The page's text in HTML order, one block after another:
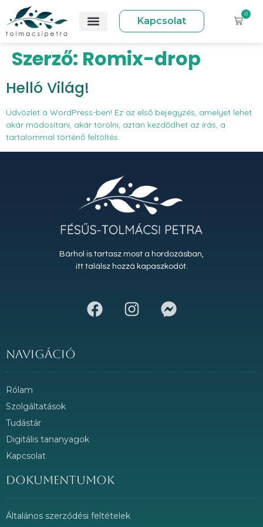
Kapcsolat
0
Szerző: Romix-drop
Helló Világ!
Üdvözlet a WordPress-ben! Ez az első bejegyzés, amelyet lehet
akár módosítani, akár törölni, aztán kezdődhet az írás, a
tartalommal történő feltöltés.
Bárhol is tartasz most a hordozásban,
itt találsz hozzá kapaszkodót.
Navigáció
Rólam
Szolgáltatások
Tudástár
Digitális tananyagok
Kapcsolat
Dokumentumok
Általános szerződési feltételek